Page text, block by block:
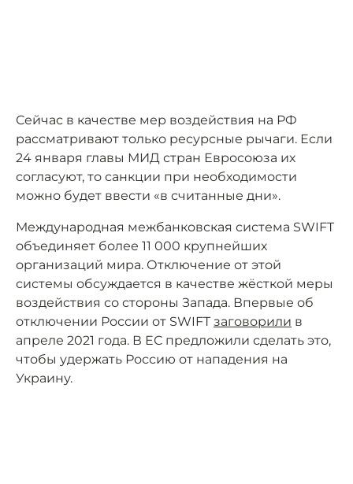
Сейчас в качестве мер воздействия на РФ
рассматривают только ресурсные рычаги. Если
24 января главы МИД стран Евросоюза их
согласуют, то санкции при необходимости
можно будет ввести «в считанные дни».
Международная межбанковская система SWIFT
объединяет более 11 000 крупнейших
организаций мира. Отключение от этой
системы обсуждается в качестве жёсткой меры
воздействия со стороны Запада. Впервые об
отключении России от SWIFT заговорили в
апреле 2021 года. В ЕС предложили сделать это,
чтобы удержать Россию от нападения на
Украину.